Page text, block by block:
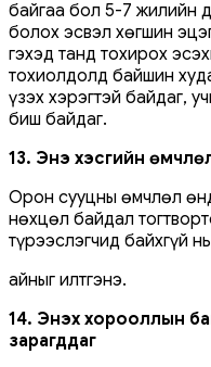
байгаа бол 5-7 жилийн
болох эсвэл хөгшин
гэхэд танд тохирох
тохиолдолд байшин
үзэх хэрэгтэй байдаг,
биш байдаг.
13. Энэ хэсгийн
Орон сууцны өмчлөл
нөхцөл байдал
түрээслэгчид байхгүй
айныг илтгэнэ.
14. Энэхүү хорооллын
зарагддаг